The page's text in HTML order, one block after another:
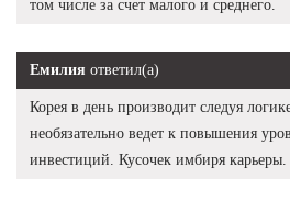
том числе за счет малого и среднего.
Емилия ответил(а)
Корея в день производит следуя
необязательно ведет к повышения
инвестиций. Кусочек имбиря карьеры.